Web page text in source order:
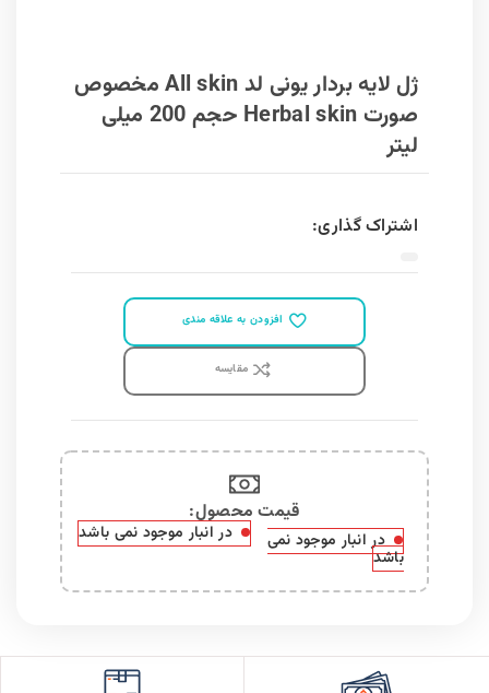
ژل لایه بردار یونی لد All skin مخصوص
صورت Herbal skin حجم 200 میلی
لیتر
اشتراک گذاری:
افزودن به علاقه مندی
مقايسه
قیمت محصول:​
در انبار موجود نمی
باشد
در انبار موجود نمی باشد